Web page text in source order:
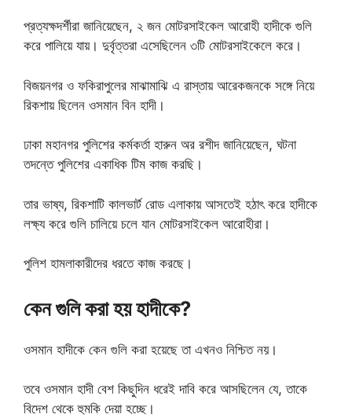
প্রত্যক্ষদর্শীরা জানিয়েছেন, ২ জন মোটরসাইকেল আরোহী হাদীকে গুলি
করে পালিয়ে যায়। দুর্বৃত্তরা এসেছিলেন ৩টি মোটরসাইকেলে করে।
বিজয়নগর ও ফকিরাপুলের মাঝামাঝি এ রাস্তায় আরেকজনকে সঙ্গে নিয়ে
রিকশায় ছিলেন ওসমান বিন হাদী।
ঢাকা মহানগর পুলিশের কর্মকর্তা হারুন অর রশীদ জানিয়েছেন, ঘটনা
তদন্তে পুলিশের একাধিক টিম কাজ করছি।
তার ভাষ্য, রিকশাটি কালভার্ট রোড এলাকায় আসতেই হঠাৎ করে হাদীকে
লক্ষ্য করে গুলি চালিয়ে চলে যান মোটরসাইকেল আরোহীরা।
পুলিশ হামলাকারীদের ধরতে কাজ করছে।
কেন গুলি করা হয় হাদীকে?
ওসমান হাদীকে কেন গুলি করা হয়েছে তা এখনও নিশ্চিত নয়।
তবে ওসমান হাদী বেশ কিছুদিন ধরেই দাবি করে আসছিলেন যে, তাকে
বিদেশ থেকে হুমকি দেয়া হচ্ছে।